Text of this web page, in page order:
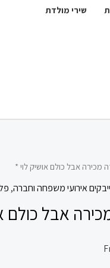
שירי מולדת
מכירה אבל כולם אושיק לוי *
אירועי משפחה וחברה,
אבל כולם